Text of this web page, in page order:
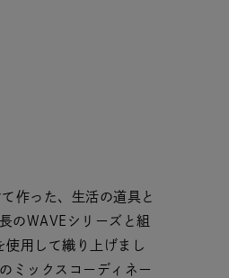
作った、生活の道具と
のWAVEシリーズと組
使用して織り上げまし
ミックスコーディネー